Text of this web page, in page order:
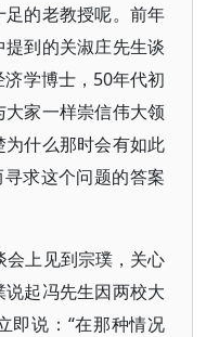
的老教授呢。前年
到的关淑庄先生谈
学博士，50年代初
家一样崇信伟大领
什么那时会有如此
求这个问题的答案
会上见到宗璞，关心
起冯先生因两校大
即说：“在那种情况